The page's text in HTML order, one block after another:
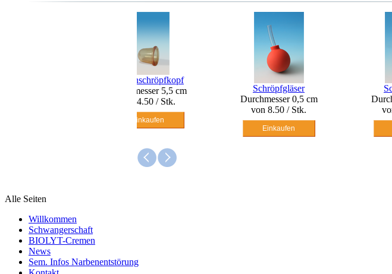
Durchmesser 0,5 cm
Durchmesser 1.0 cm
Alle Seiten
Willkommen
Schwangerschaft
BIOLYT-Cremen
News
Sem. Infos Narbenentstörung